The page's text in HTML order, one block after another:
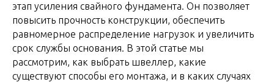
этап усиления свайного фундамента. Он позволяет
повысить прочность конструкции, обеспечить
равномерное распределение нагрузок и увеличить
срок службы основания. В этой статье мы
рассмотрим, как выбрать швеллер, какие
существуют способы его монтажа, и в каких случаях